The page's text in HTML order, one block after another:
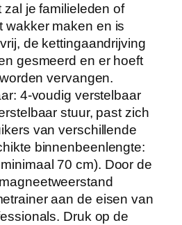
zal je familieleden of
wakker maken en is
de kettingaandrijving
gesmeerd en er hoeft
vervangen.
4-voudig verstelbaar
stuur, past zich
van verschillende
binnenbeenlengte:
70 cm). Door de
aan de eisen van
Druk op de